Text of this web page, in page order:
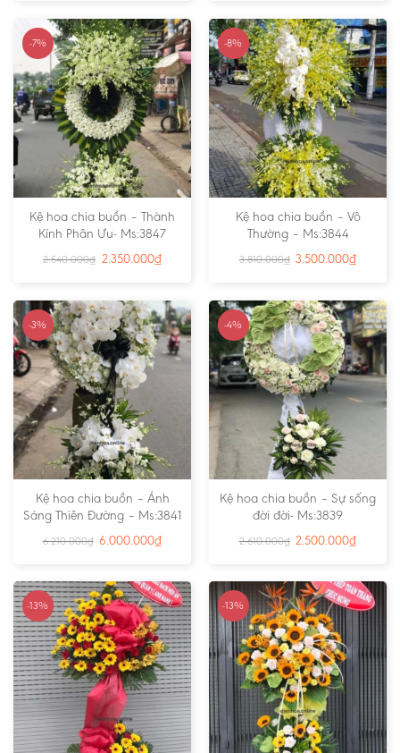
-7%
Kệ hoa chia buồn – Thành
Kính Phân Ưu- Ms:3847
2.540.000₫ 2.350.000₫
-8%
Kệ hoa chia buồn – Vô
Thường – Ms:3844
3.810.000₫ 3.500.000₫
-3%
Kệ hoa chia buồn – Ánh
Sáng Thiên Đường – Ms:3841
6.210.000₫ 6.000.000₫
-4%
Kệ hoa chia buồn – Sự sống
đời đời- Ms:3839
2.610.000₫ 2.500.000₫
-13% -13%